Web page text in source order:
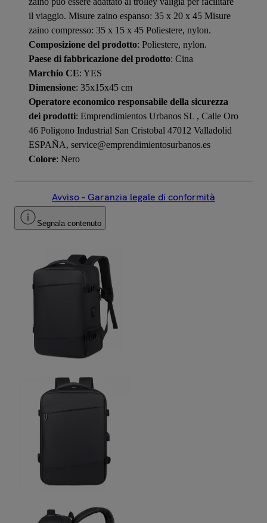
il viaggio. Misure zaino espanso: 35 x 20 x 45 Misure
zaino compresso: 35 x 15 x 45 Poliestere, nylon.
Composizione del prodotto: Poliestere, nylon.
Paese di fabbricazione del prodotto: Cina
Marchio CE: YES
Dimensione: 35x15x45 cm
Operatore economico responsabile della sicurezza
dei prodotti: Emprendimientos Urbanos SL , Calle Oro
46 Poligono Industrial San Cristobal 47012 Valladolid
ESPAÑA, service@emprendimientosurbanos.es
Colore: Nero
Avviso – Garanzia legale di conformità
Segnala contenuto